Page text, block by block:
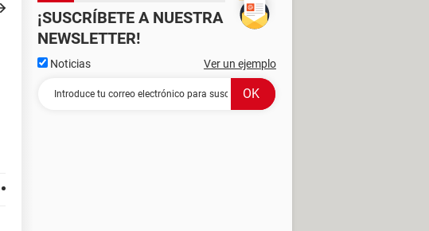
¡SUSCRÍBETE A NUESTRA
NEWSLETTER!
Noticias Ver un ejemplo